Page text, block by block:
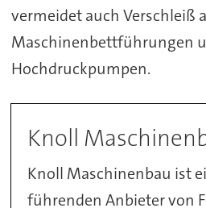
vermeidet auch Verschleiß
Maschinenbettführungen
Hochdruckpumpen.
Knoll
Knoll Maschinenbau ist
führenden Anbieter von